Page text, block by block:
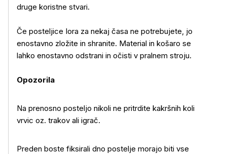
druge koristne stvari.
Če posteljice Iora za nekaj časa ne potrebujete, jo
enostavno zložite in shranite. Material in košaro se
lahko enostavno odstrani in očisti v pralnem stroju.
Opozorila
Na prenosno posteljo nikoli ne pritrdite kakršnih koli
vrvic oz. trakov ali igrač.
Preden boste fiksirali dno postelje morajo biti vse